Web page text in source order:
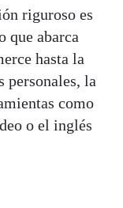
riguroso es
que abarca
hasta la
la
como
o el inglés